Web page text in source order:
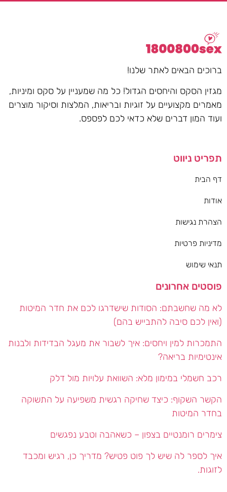
ברוכים הבאים לאתר שלנו!
מגזין הסקס והיחסים הגדול! כל מה שמעניין על סקס ומיניות,
מאמרים מקצועיים על זוגיות ובריאות, המלצות וסיקור מוצרים
ועוד המון דברים שלא כדאי לכם לפספס.
תפריט ניווט
דף הבית
אודות
הצהרת נגישות
מדיניות פרטיות
תנאי שימוש
פוסטים אחרונים
לא מה שחשבתם: הסודות שישדרגו לכם את חדר המיטות
(ואין לכם סיבה להתבייש בהם)
התמכרות למין ויחסים: איך לשבור את מעגל הבדידות ולבנות
אינטימיות בריאה?
רכב חשמלי במימון מלא: השוואת עלויות מול דלק
הקשר השקוף: כיצד שחיקה רגשית משפיעה על התשוקה
בחדר המיטות
צימרים רומנטיים בצפון – כשאהבה וטבע נפגשים
איך לספר לה שיש לך פוט פטיש? מדריך כן, רגיש ומכבד
לזוגות.